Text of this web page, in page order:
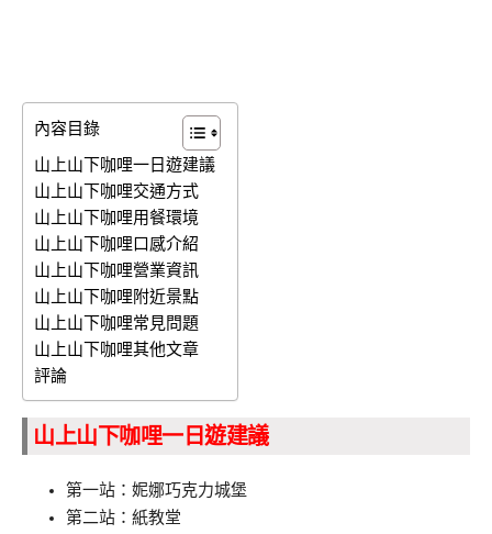
內容目錄
山上山下咖哩一日遊建議
山上山下咖哩交通方式
山上山下咖哩用餐環境
山上山下咖哩口感介紹
山上山下咖哩營業資訊
山上山下咖哩附近景點
山上山下咖哩常見問題
山上山下咖哩其他文章
評論
山上山下咖哩一日遊建議
第一站：妮娜巧克力城堡
第二站：紙教堂